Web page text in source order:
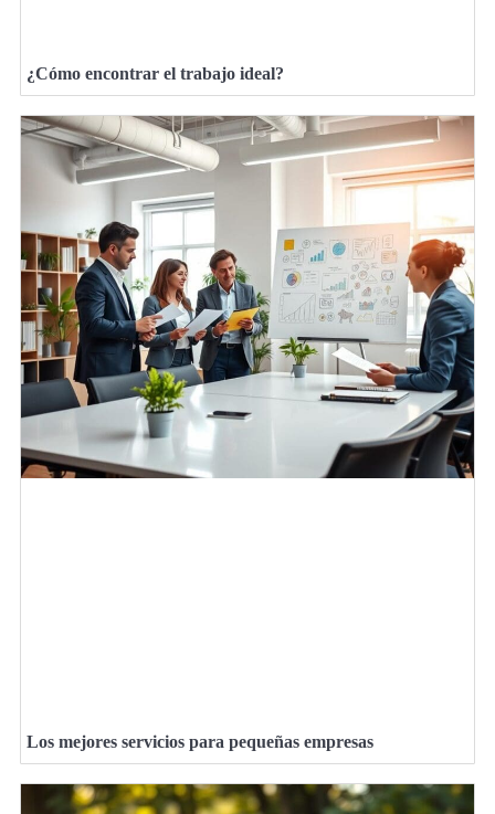
¿Cómo encontrar el trabajo ideal?
Los mejores servicios para pequeñas empresas